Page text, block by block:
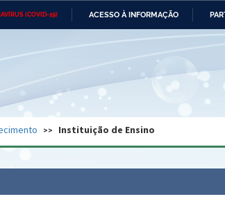
(COVID-19) ACESSO À INFORMAÇÃO
Ministério das Relações
e dos
Banco Central do Brasil Planalto
Instituição de Ensino